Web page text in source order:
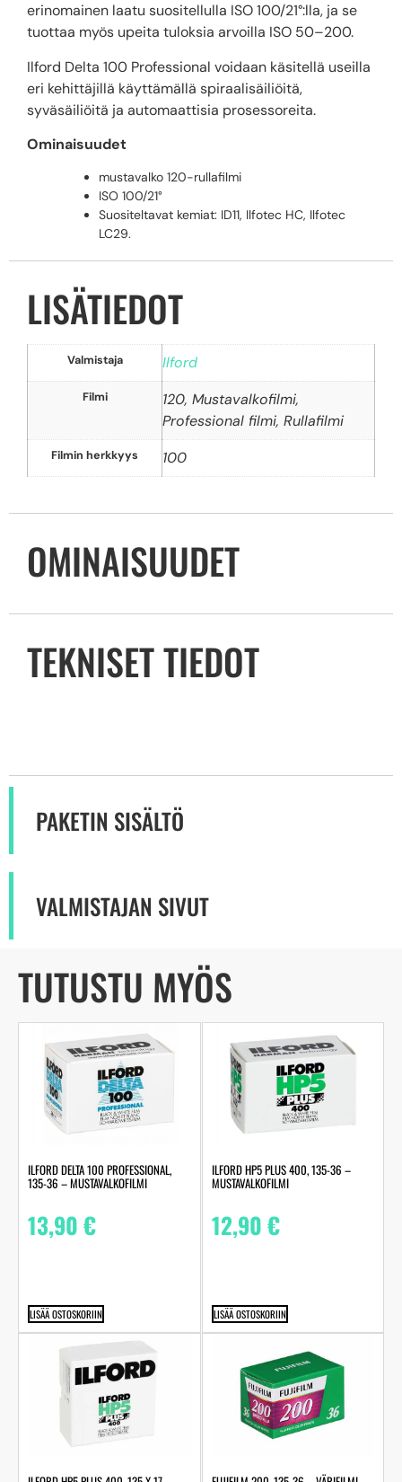
erinomainen laatu suositellulla ISO 100/21°:lla, ja se
tuottaa myös upeita tuloksia arvoilla ISO 50–200.
Ilford Delta 100 Professional voidaan käsitellä useilla
eri kehittäjillä käyttämällä spiraalisäiliöitä,
syväsäiliöitä ja automaattisia prosessoreita.
Ominaisuudet
mustavalko 120-rullafilmi
ISO 100/21°
Suositeltavat kemiat: ID11, Ilfotec HC, Ilfotec
LC29.
LISÄTIEDOT
Valmistaja Ilford
Filmi
120, Mustavalkofilmi,
Professional filmi, Rullafilmi
Filmin herkkyys 100
OMINAISUUDET
TEKNISET TIEDOT
PAKETIN SISÄLTÖ
VALMISTAJAN SIVUT
TUTUSTU MYÖS
ILFORD DELTA 100 PROFESSIONAL,
135-36 – MUSTAVALKOFILMI
13,90€
LISÄÄ OSTOSKORIIN
ILFORD HP5 PLUS 400, 135-36 –
MUSTAVALKOFILMI
12,90€
LISÄÄ OSTOSKORIIN